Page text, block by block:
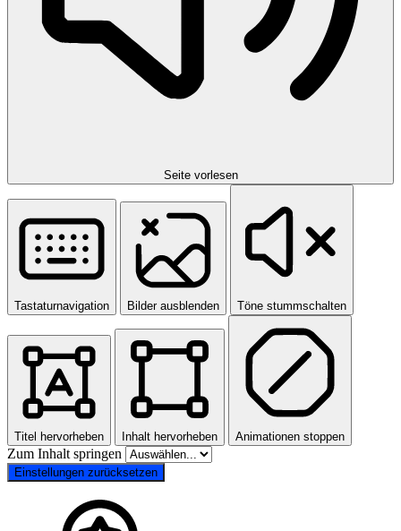
Seite vorlesen
Tastaturnavigation Bilder ausblenden Töne stummschalten
Titel hervorheben Inhalt hervorheben Animationen stoppen
Zum Inhalt springen
Einstellungen zurücksetzen